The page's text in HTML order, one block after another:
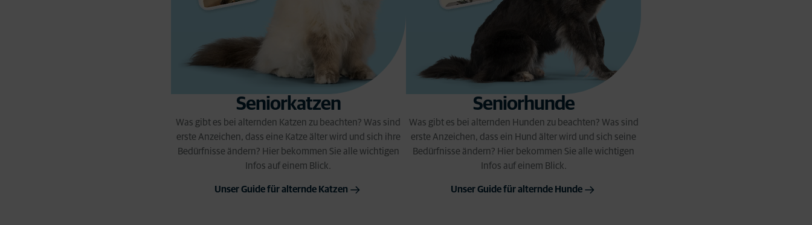
Seniorkatzen
Was gibt es bei alternden Katzen zu beachten? Was sind
erste Anzeichen, dass eine Katze älter wird und sich ihre
Bedürfnisse ändern? Hier bekommen Sie alle wichtigen
Infos auf einem Blick.
Unser Guide für alternde Katzen
Seniorhunde
Was gibt es bei alternden Hunden zu beachten? Was sind
erste Anzeichen, dass ein Hund älter wird und sich seine
Bedürfnisse ändern? Hier bekommen Sie alle wichtigen
Infos auf einem Blick.
Unser Guide für alternde Hunde